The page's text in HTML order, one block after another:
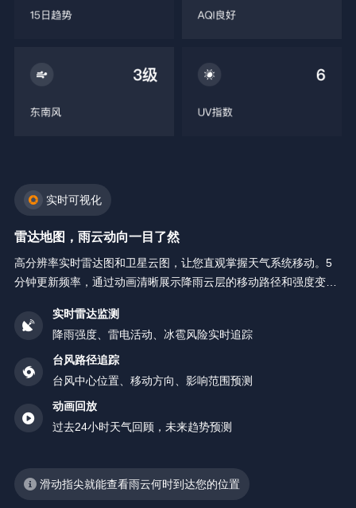
实时可视化
雷达地图，雨云动向一目了然
高分辨率实时雷达图和卫星云图，让您直观掌握天气系统移动。5
分钟更新频率，通过动画清晰展示降雨云层的移动路径和强度变
实时雷达监测
降雨强度、雷电活动、冰雹风险实时追踪
台风路径追踪
台风中心位置、移动方向、影响范围预测
动画回放
过去24小时天气回顾，未来趋势预测
滑动指尖就能查看雨云何时到达您的位置